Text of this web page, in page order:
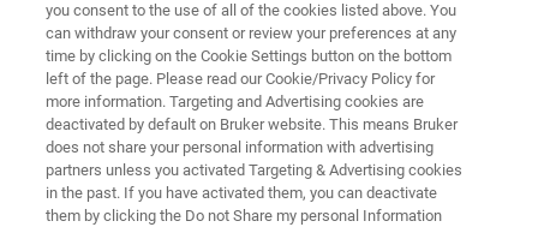
光学元件将X射线源产生的X射线形成针对样品
大小和形状以及应用而优化的有用的X射线束。
布鲁克AXS产品系列十分全面，包括单晶光学
元件（如Johansson）和切槽单色器、多道毛
细管透镜，特别是多层光学元件。
you consent to the use of all of the cookies listed above. You
can withdraw your consent or review your preferences at any
time by clicking on the Cookie Settings button on the bottom
left of the page. Please read our Cookie/Privacy Policy for
more information. Targeting and Advertising cookies are
deactivated by default on Bruker website. This means Bruker
does not share your personal information with advertising
partners unless you activated Targeting & Advertising cookies
in the past. If you have activated them, you can deactivate
them by clicking the Do not Share my personal Information